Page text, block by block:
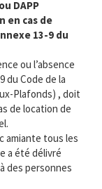
DAPP
en cas de
13-9 du
ou l’absence
du Code de la
Plafonds) , doit
de location de
amiante tous les
a été délivré
des personnes